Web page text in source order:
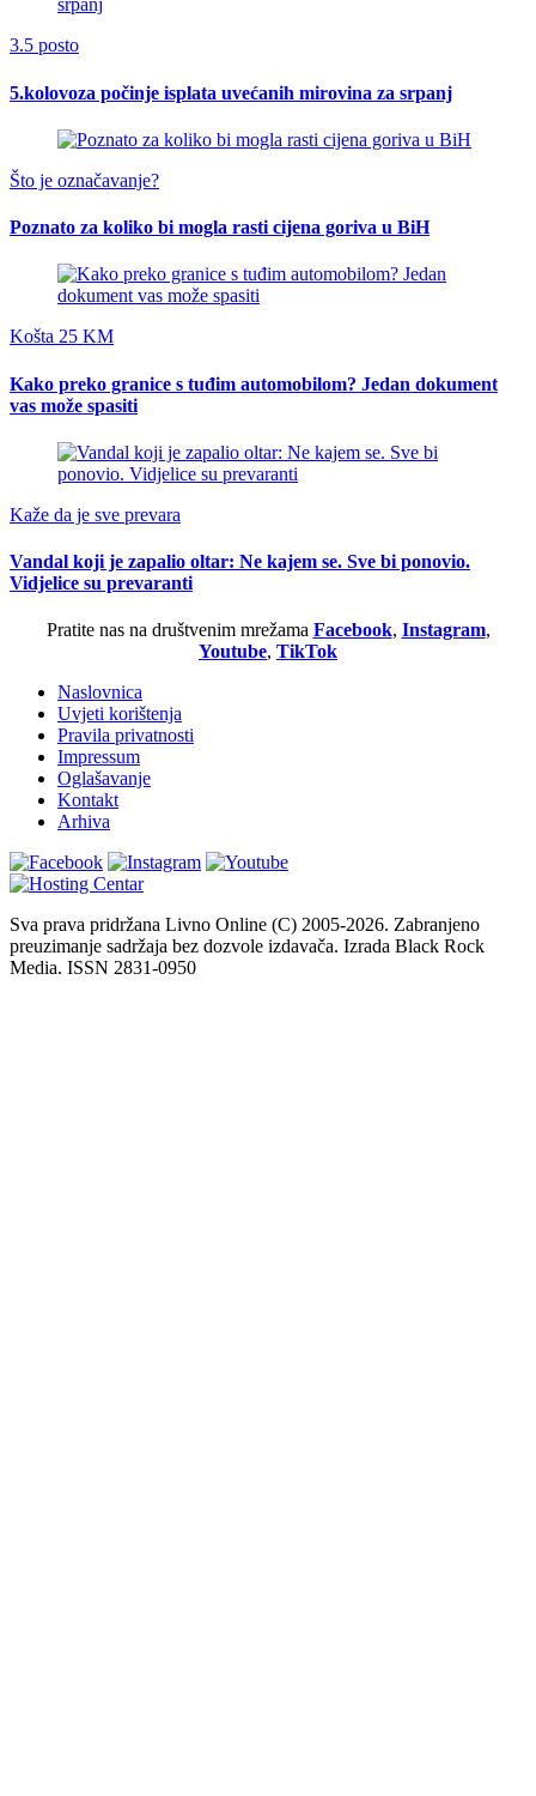
3.5 posto
5.kolovoza počinje isplata uvećanih mirovina za srpanj
Što je označavanje?
Poznato za koliko bi mogla rasti cijena goriva u BiH
Košta 25 KM
Kako preko granice s tuđim automobilom? Jedan dokument
vas može spasiti
Kaže da je sve prevara
Vandal koji je zapalio oltar: Ne kajem se. Sve bi ponovio.
Vidjelice su prevaranti
Pratite nas na društvenim mrežama Facebook, Instagram,
Youtube, TikTok
Naslovnica
Uvjeti korištenja
Pravila privatnosti
Impressum
Oglašavanje
Kontakt
Arhiva
Sva prava pridržana Livno Online (C) 2005-2026. Zabranjeno
preuzimanje sadržaja bez dozvole izdavača. Izrada Black Rock
Media. ISSN 2831-0950